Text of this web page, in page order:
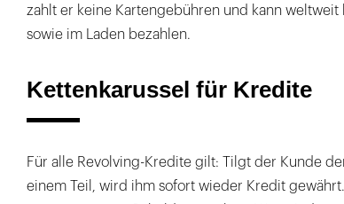
zahlt er keine Kartengebühren und kann
sowie im Laden bezahlen.
Kettenkarussel für Kredite
Für alle Revolving-Kredite gilt: Tilgt der Kunde
einem Teil, wird ihm sofort wieder Kredit